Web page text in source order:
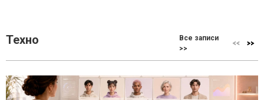
Техно
Все записи
>>